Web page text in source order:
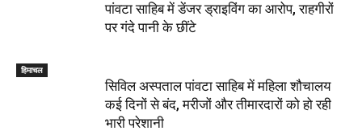
पांवटा साहिब में डेंजर ड्राइविंग का आरोप, राहगीरों
पर गंदे पानी के छींटे
हिमाचल
सिविल अस्पताल पांवटा साहिब में महिला शौचालय
कई दिनों से बंद, मरीजों और तीमारदारों को हो रही
भारी परेशानी